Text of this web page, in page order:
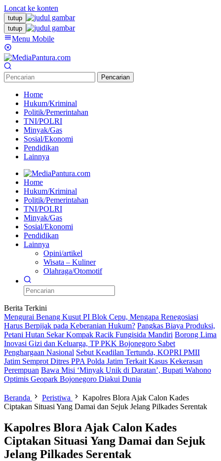
Loncat ke konten
tutup
tutup
Menu Mobile
Pencarian
Home
Hukum/Kriminal
Politik/Pemerintahan
TNI/POLRI
Minyak/Gas
Sosial/Ekonomi
Pendidikan
Lainnya
Home
Hukum/Kriminal
Politik/Pemerintahan
TNI/POLRI
Minyak/Gas
Sosial/Ekonomi
Pendidikan
Lainnya
Opini/artikel
Wisata – Kuliner
Olahraga/Otomotif
Berita Terkini
Mengurai Benang Kusut PI Blok Cepu, Mengapa Renegosiasi
Harus Berpijak pada Keberanian Hukum? Pangkas Biaya Produksi,
Petani Hutan Sekar Kompak Racik Fungisida Mandiri Borong Lima
Inovasi Gizi dan Keluarga, TP PKK Bojonegoro Sabet
Penghargaan Nasional Sebut Keadilan Tertunda, KOPRI PMII
Jatim Semprot Ditres PPA Polda Jatim Terkait Kasus Kekerasan
Perempuan Bawa Misi ‘Minyak Unik di Daratan’, Bupati Wahono
Optimis Geopark Bojonegoro Diakui Dunia
Beranda Peristiwa
Kapolres Blora Ajak Calon Kades
Ciptakan Situasi Yang Damai dan Sejuk Jelang Pilkades Serentak
Kapolres Blora Ajak Calon Kades
Ciptakan Situasi Yang Damai dan Sejuk
Jelang Pilkades Serentak